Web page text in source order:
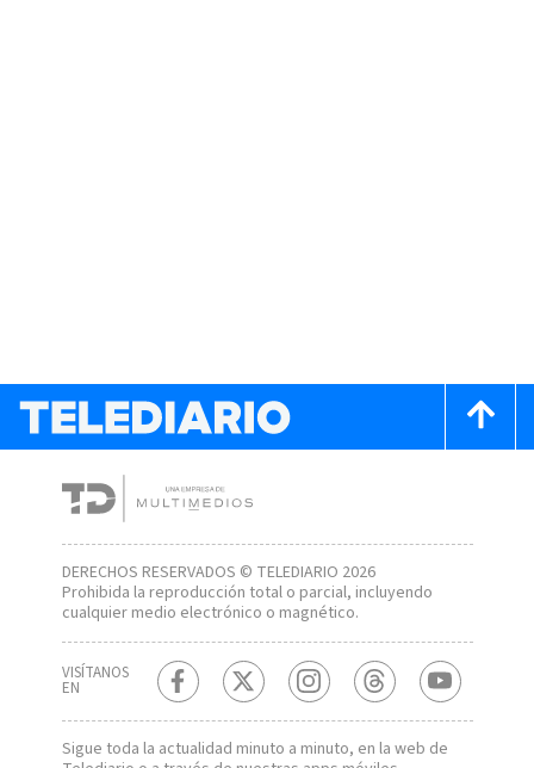
DERECHOS RESERVADOS © TELEDIARIO 2026
Prohibida la reproducción total o parcial, incluyendo
cualquier medio electrónico o magnético.
VISÍTANOS
EN
Sigue toda la actualidad minuto a minuto, en la web de